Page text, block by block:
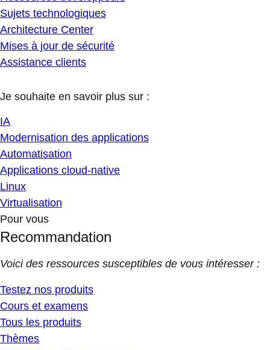
Sujets technologiques
Architecture Center
Mises à jour de sécurité
Assistance clients
Je souhaite en savoir plus sur :
IA
Modernisation des applications
Automatisation
Applications cloud-native
Linux
Virtualisation
Pour vous
Recommandation
Voici des ressources susceptibles de vous intéresser :
Testez nos produits
Cours et examens
Tous les produits
Thèmes